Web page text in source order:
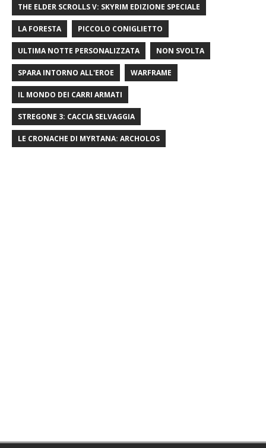
THE ELDER SCROLLS V: SKYRIM EDIZIONE SPECIALE
LA FORESTA PICCOLO CONIGLIETTO
ULTIMA NOTTE PERSONALIZZATA NON SVOLTA
SPARA INTORNO ALL'EROE WARFRAME
IL MONDO DEI CARRI ARMATI
STREGONE 3: CACCIA SELVAGGIA
LE CRONACHE DI MYRTANA: ARCHOLOS